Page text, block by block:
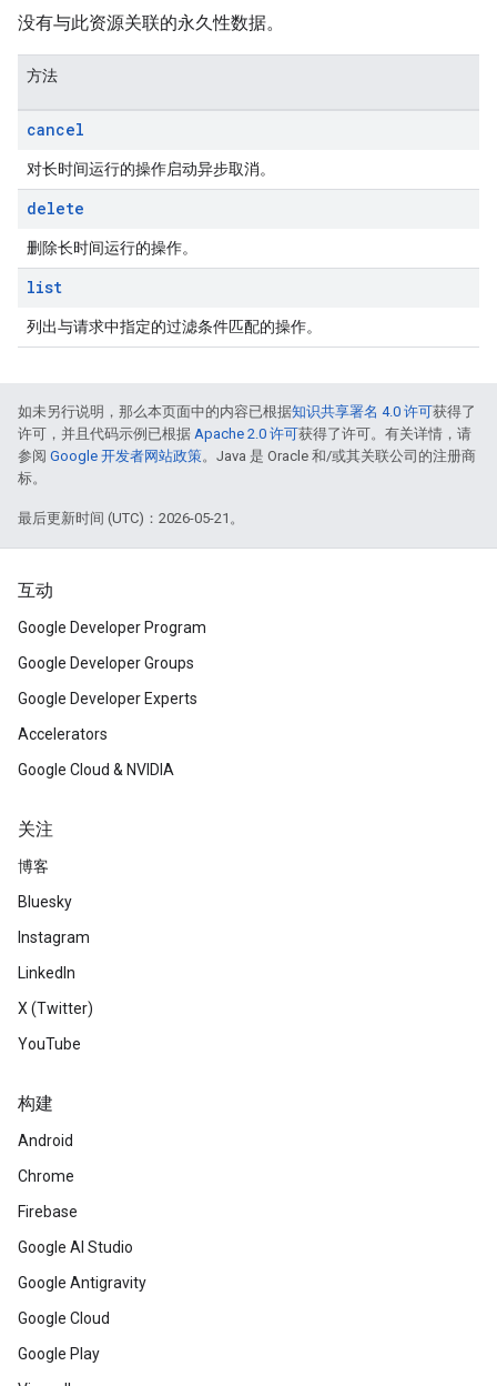
没有与此资源关联的永久性数据。
方法
cancel
对长时间运行的操作启动异步取消。
delete
删除长时间运行的操作。
list
列出与请求中指定的过滤条件匹配的操作。
如未另行说明，那么本页面中的内容已根据知识共享署名 4.0 许可获得了
许可，并且代码示例已根据 Apache 2.0 许可获得了许可。有关详情，请
参阅 Google 开发者网站政策。Java 是 Oracle 和/或其关联公司的注册商
标。
最后更新时间 (UTC)：2026-05-21。
互动
Google Developer Program
Google Developer Groups
Google Developer Experts
Accelerators
Google Cloud & NVIDIA
关注
博客
Bluesky
Instagram
LinkedIn
X (Twitter)
YouTube
构建
Android
Chrome
Firebase
Google AI Studio
Google Antigravity
Google Cloud
Google Play